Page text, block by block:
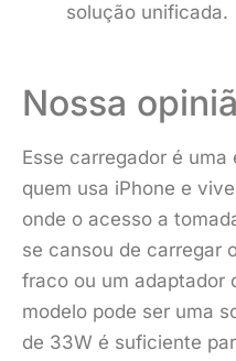
solução unificada.
Nossa
Esse carregador é
quem usa iPhone e
onde o acesso a
se cansou de carregar
fraco ou um adaptador
modelo pode ser uma
de 33W é suficiente